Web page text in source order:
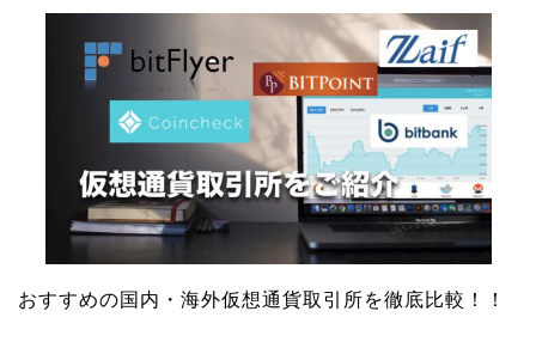
おすすめの国内・海外仮想通貨取引所を徹底比較！！